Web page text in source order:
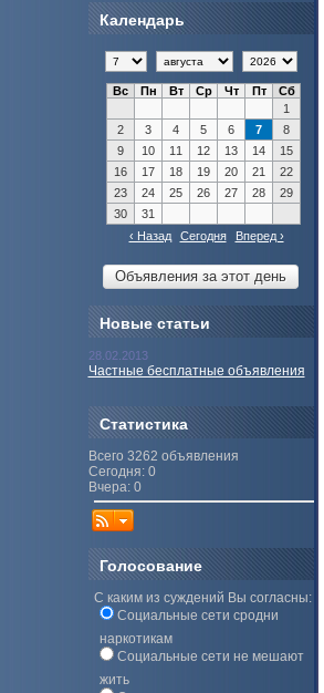
Календарь
Вс Пн Вт Ср Чт Пт
Сб
1
2
3 4 5 6 7
8
9
10 11 12 13 14
15
16
17 18 19 20 21
22
23
24 25 26 27 28
29
30
31
‹ Назад
Сегодня Вперед ›
Новые статьи
28.02.2013
Частные бесплатные объявления
Статистика
Всего 3262 объявления
Сегодня: 0
Вчера: 0
Голосование
С каким из суждений Вы согласны:
Социальные сети сродни
наркотикам
Социальные сети не мешают
жить